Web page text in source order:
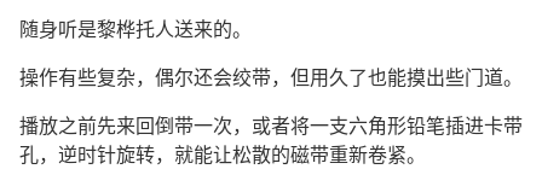
随身听是黎桦托人送来的。
操作有些复杂，偶尔还会绞带，但用久了也能摸出些门道。
播放之前先来回倒带一次，或者将一支六角形铅笔插进卡带
孔，逆时针旋转，就能让松散的磁带重新卷紧。